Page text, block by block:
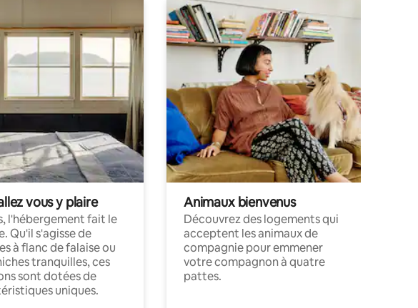
vous y plaire
l'hébergement fait le
Qu'il s'agisse de
à flanc de falaise ou
tranquilles, ces
sont dotées de
uniques.
Animaux bienvenus
Découvrez des logements qui
acceptent les animaux de
compagnie pour emmener
votre compagnon à quatre
pattes.